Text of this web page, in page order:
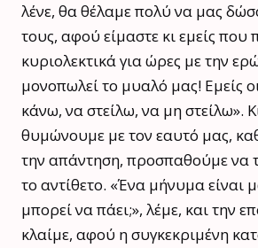
λένε, θα θέλαμε πολύ να μας
τους, αφού είμαστε κι εμείς που
κυριολεκτικά για ώρες με την
μονοπωλεί το μυαλό μας! Εμείς
κάνω, να στείλω, να μη στείλω».
θυμώνουμε με τον εαυτό μας,
την απάντηση, προσπαθούμε να
το αντίθετο. «Ένα μήνυμα είναι
μπορεί να πάει;», λέμε, και την
κλαίμε, αφού η συγκεκριμένη